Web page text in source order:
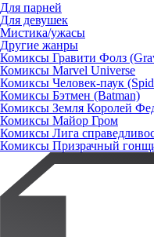
Для парней
Для девушек
Мистика/ужасы
Другие жанры
Комиксы Гравити Фолз
Комиксы Marvel Universe
Комиксы Человек-паук
Комиксы Бэтмен (Batman)
Комиксы Земля Королей
Комиксы Майор Гром
Комиксы Лига
Комиксы Призрачный